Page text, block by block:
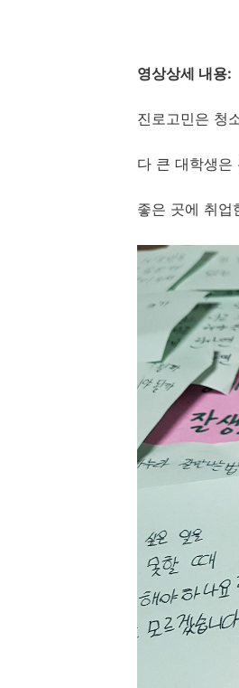
영상상세 내용:
진로고민은 청
다 큰 대학생은
좋은 곳에 취업